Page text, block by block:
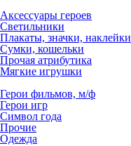
Аксессуары героев
Светильники
Плакаты, значки, наклейки
Сумки, кошельки
Прочая атрибутика
Мягкие игрушки
Герои фильмов, м/ф
Герои игр
Символ года
Прочие
Одежда